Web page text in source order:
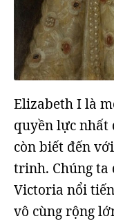
Elizabeth I là
quyền lực nhất
còn biết đến
trinh. Chúng ta
Victoria nổi
vô cùng rộng